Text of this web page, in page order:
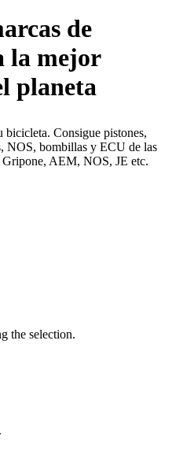
de
la mejor
planeta
bicicleta. Consigue pistones,
NOS, bombillas y ECU de las
Gripone, AEM, NOS, JE etc.
the selection.